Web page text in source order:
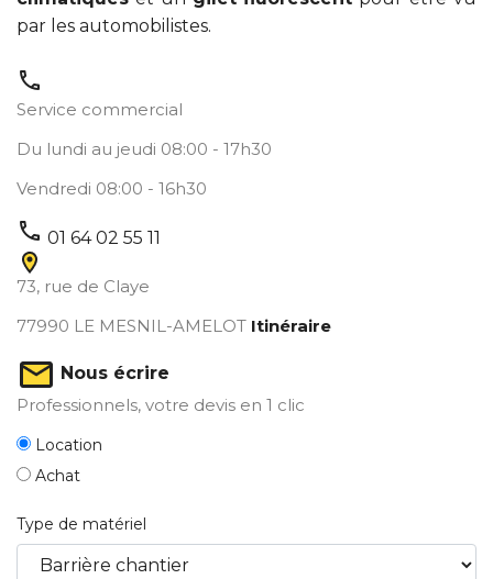
par les automobilistes.
call
Service commercial
Du lundi au jeudi 08:00 - 17h30
Vendredi 08:00 - 16h30
call 01 64 02 55 11
73, rue de Claye
77990 LE MESNIL-AMELOT Itinéraire
Nous écrire
Professionnels, votre devis en 1 clic
Location
Achat
Type de matériel